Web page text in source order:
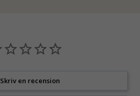
Skriv en recension